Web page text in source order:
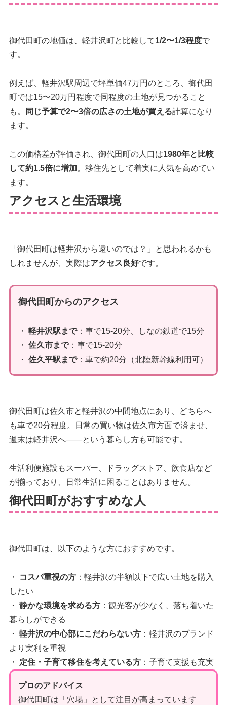
御代田町の地価は、軽井沢町と比較して1/2〜1/3程度で
す。
例えば、軽井沢駅周辺で坪単価47万円のところ、御代田
町では15〜20万円程度で同程度の土地が見つかること
も。
同じ予算で2〜3倍の広さの土地が買える計算になり
ます。
この価格差が評価され、御代田町の人口は1980年と比較
して約1.5倍に増加。移住先として着実に人気を高めてい
ます。
アクセスと生活環境
「御代田町は軽井沢から遠いのでは？」と思われるかも
しれませんが、実際はアクセス良好です。
御代田町からのアクセス
・ 軽井沢駅まで：車で15-20分、しなの鉄道で15分
・ 佐久市まで：車で15-20分
・ 佐久平駅まで：車で約20分（北陸新幹線利用可）
御代田町は佐久市と軽井沢の中間地点にあり、どちらへ
も車で20分程度。日常の買い物は佐久市方面で済ませ、
週末は軽井沢へ——という暮らし方も可能です。
生活利便施設もスーパー、ドラッグストア、飲食店など
が揃っており、日常生活に困ることはありません。
御代田町がおすすめな人
御代田町は、以下のような方におすすめです。
・ コスパ重視の方：軽井沢の半額以下で広い土地を購入
したい
・ 静かな環境を求める方：観光客が少なく、落ち着いた
暮らしができる
・ 軽井沢の中心部にこだわらない方：軽井沢のブランド
より実利を重視
・ 定住・子育て移住を考えている方：子育て支援も充実
プロのアドバイス
御代田町は「穴場」として注目が高まっています